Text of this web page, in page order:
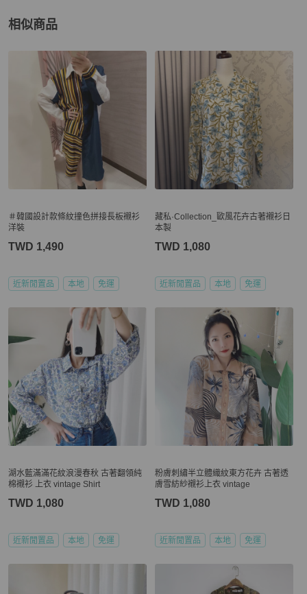
相似商品
更多相似女裝推薦精品
＃韓國設計款條紋撞色拼接長板襯衫
洋裝
TWD 1,490
近新閒置品 本地 免運
藏私·Collection_歐風花卉古著襯衫日
本製
TWD 1,080
近新閒置品 本地 免運
湖水藍滿滿花紋浪漫春秋 古著翻領純
棉襯衫 上衣 vintage Shirt
TWD 1,080
近新閒置品 本地 免運
粉膚刺繡半立體織紋東方花卉 古著透
膚雪紡紗襯衫上衣 vintage
TWD 1,080
近新閒置品 本地 免運